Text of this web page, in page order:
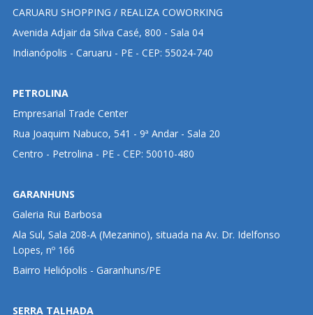
CARUARU SHOPPING / REALIZA COWORKING
Avenida Adjair da Silva Casé, 800 - Sala 04
Indianópolis - Caruaru - PE - CEP: 55024-740
PETROLINA
Empresarial Trade Center
Rua Joaquim Nabuco, 541 - 9ª Andar - Sala 20
Centro - Petrolina - PE - CEP: 50010-480
GARANHUNS
Galeria Rui Barbosa
Ala Sul, Sala 208-A (Mezanino), situada na Av. Dr. Idelfonso
Lopes, nº 166
Bairro Heliópolis - Garanhuns/PE
SERRA TALHADA